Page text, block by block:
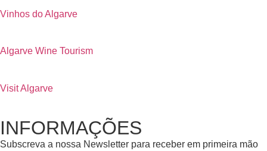
Vinhos do Algarve
Algarve Wine Tourism
Visit Algarve
INFORMAÇÕES
Subscreva a nossa Newsletter para receber em primeira mão